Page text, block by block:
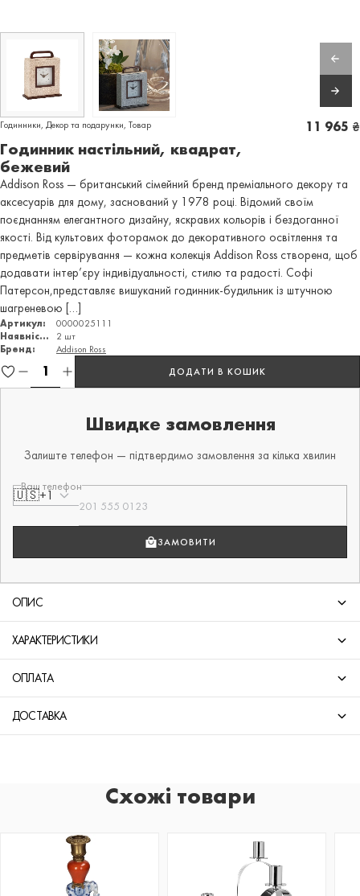
Годинники, Декор та подарунки, Товар
Годинник настільний, квадрат,
бежевий
11 965 ₴
Addison Ross — британський сімейний бренд преміального декору та
аксесуарів для дому, заснований у 1978 році. Відомий своїм
поєднанням елегантного дизайну, яскравих кольорів і бездоганної
якості. Від культових фоторамок до декоративного освітлення та
предметів сервірування — кожна колекція Addison Ross створена, щоб
додавати інтер’єру індивідуальності, стилю та радості. Софі
Патерсон,представляє вишуканий годинник-будильник із штучною
шагреневою […]
Артикул:
0000025111
Наявність:
2 шт
Бренд:
Addison Ross
ДОДАТИ В КОШИК
Швидке замовлення
Залиште телефон — підтвердимо замовлення за кілька хвилин
Ваш телефон
🇺🇸+1
ЗАМОВИТИ
ОПИС
ХАРАКТЕРИСТИКИ
ОПЛАТА
ДОСТАВКА
Схожі товари